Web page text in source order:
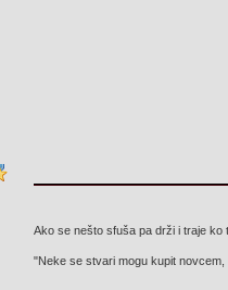
Ako se nešto sfuša pa drži i traje
"Neke se stvari mogu kupit